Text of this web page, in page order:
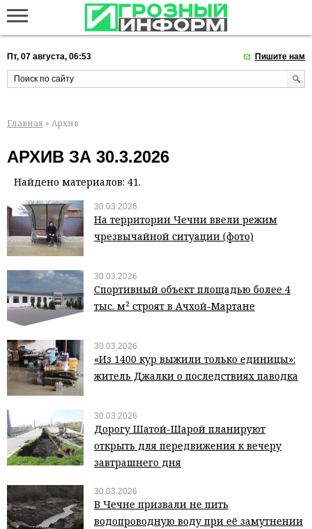
Пт, 07 августа, 06:53 Пишите нам
Главная » Архив
АРХИВ ЗА 30.3.2026
Найдено материалов: 41.
30.03.2026
На территории Чечни ввели режим
чрезвычайной ситуации (фото)
30.03.2026
Спортивный объект площадью более 4
тыс. м² строят в Ачхой-Мартане
30.03.2026
«Из 1400 кур выжили только единицы»:
житель Джалки о последствиях паводка
30.03.2026
Дорогу Шатой-Шарой планируют
открыть для передвижения к вечеру
завтрашнего дня
30.03.2026
В Чечне призвали не пить
водопроводную воду при её замутнении